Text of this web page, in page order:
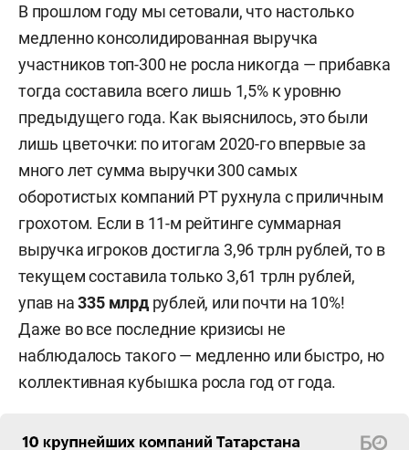
показателям и собственникам компаний нам
помогают базы «Контур.Фокус» и «СПАРК-
Интерфакс», где первоисточник для ООО —
выписки из ЕГРЮЛ, а по акционерным
обществам — информация самих компаний.
Раскрытие финансовых данных (особенно
по непубличным структурам) сильно
запаздывает, поэтому при подготовке
материала мы используем последние
опубликованные сведения —
за предыдущий год. Применительно
к сегодняшнему тексту это означает
следующее: если специально не указывается
год полученной выручки, значит, речь идет
В прошлом году мы сетовали, что настолько
медленно консолидированная выручка
участников топ-300 не росла никогда — прибавка
тогда составила всего лишь 1,5% к уровню
предыдущего года. Как выяснилось, это были
лишь цветочки: по итогам 2020-го впервые за
много лет сумма выручки 300 самых
оборотистых компаний РТ рухнула с приличным
грохотом. Если в 11-м рейтинге суммарная
выручка игроков достигла 3,96 трлн рублей, то в
текущем составила только 3,61 трлн рублей,
упав на335 млрдрублей, или почти на 10%!
Даже во все последние кризисы не
наблюдалось такого — медленно или быстро, но
коллективная кубышка росла год от года.